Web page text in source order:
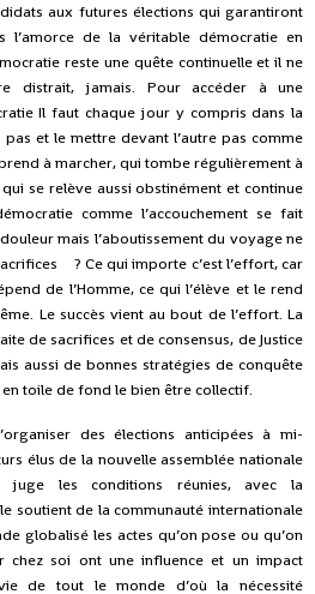
aux futures élections qui garantiront
l’amorce de la véritable démocratie en
reste une quête continuelle et il ne
distrait, jamais. Pour accéder à une
Il faut chaque jour y compris dans la
et le mettre devant l’autre pas comme
à marcher, qui tombe régulièrement à
se relève aussi obstinément et continue
comme l’accouchement se fait
mais l’aboutissement du voyage ne
? Ce qui importe c’est l’effort, car
de l’Homme, ce qui l’élève et le rend
Le succès vient au bout de l’effort. La
de sacrifices et de consensus, de Justice
aussi de bonnes stratégies de conquête
toile de fond le bien être collectif.
des élections anticipées à mi-
élus de la nouvelle assemblée nationale
les conditions réunies, avec la
soutient de la communauté internationale
globalisé les actes qu’on pose ou qu’on
chez soi ont une influence et un impact
de tout le monde d’où la nécessité